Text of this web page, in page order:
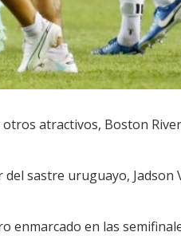
atractivos, Boston
sastre uruguayo, Jadson
enmarcado en las